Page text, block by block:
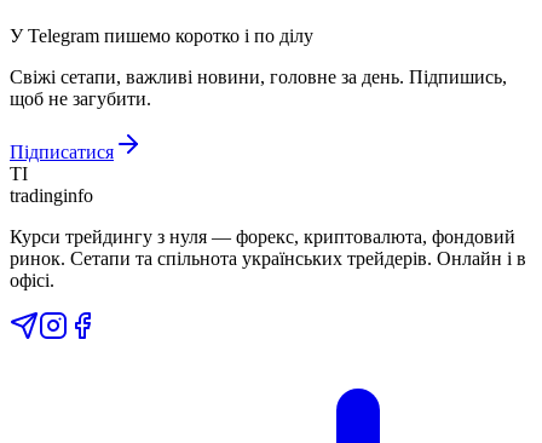
У Telegram пишемо коротко і по ділу
Свіжі сетапи, важливі новини, головне за день. Підпишись,
щоб не загубити.
Підписатися
TI
tradinginfo
Курси трейдингу з нуля — форекс, криптовалюта, фондовий
ринок. Сетапи та спільнота українських трейдерів. Онлайн і в
офісі.